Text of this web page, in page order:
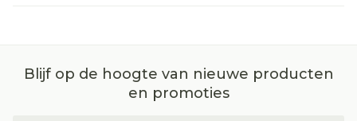
Blijf op de hoogte van nieuwe producten
en promoties